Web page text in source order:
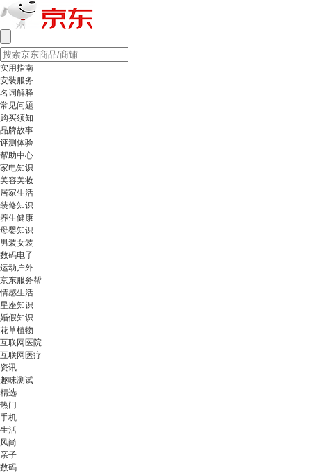
实用指南
安装服务
名词解释
常见问题
购买须知
品牌故事
评测体验
帮助中心
家电知识
美容美妆
居家生活
装修知识
养生健康
母婴知识
男装女装
数码电子
运动户外
京东服务帮
情感生活
星座知识
婚假知识
花草植物
互联网医院
互联网医疗
资讯
趣味测试
精选
热门
手机
生活
风尚
亲子
数码